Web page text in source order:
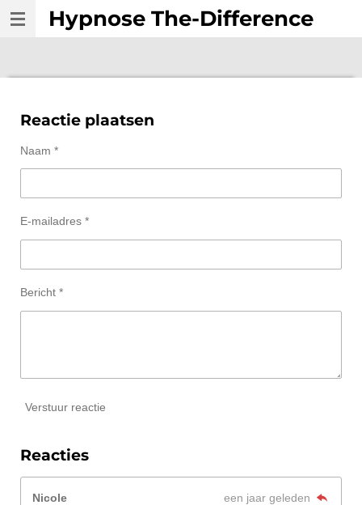
Ga
direct
Hypnose The-Difference
Reactie plaatsen
Naam *
E-mailadres *
Bericht *
Verstuur reactie
Reacties
Nicole
een jaar geleden